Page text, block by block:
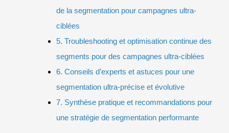
de la segmentation pour campagnes ultra-
ciblées
5. Troubleshooting et optimisation continue des
segments pour des campagnes ultra-ciblées
6. Conseils d’experts et astuces pour une
segmentation ultra-précise et évolutive
7. Synthèse pratique et recommandations pour
une stratégie de segmentation performante